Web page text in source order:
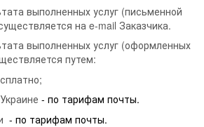
выполненных услуг (письменной
на e-mail Заказчика.
выполненных услуг (оформленных
путем:
- по тарифам почты.
- по тарифам почты.